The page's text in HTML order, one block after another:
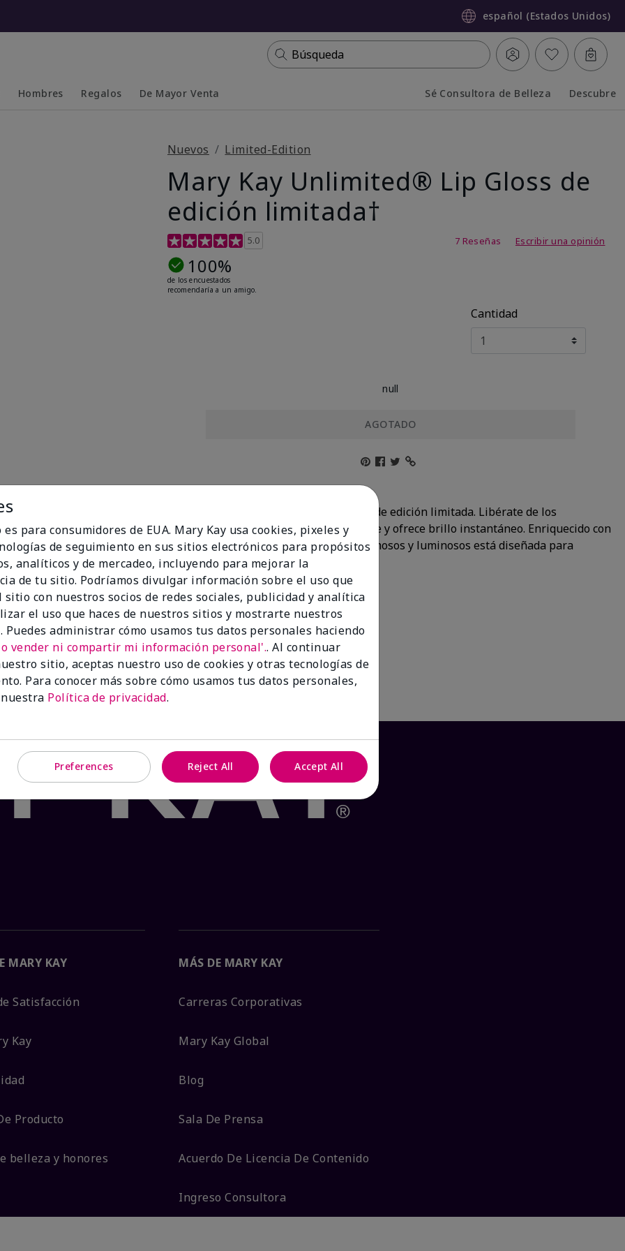
español (Estados Unidos)
Búsqueda
Hombres Regalos De Mayor Venta Sé Consultora de Belleza Descubre
Nuevos Limited-Edition
Mary Kay Unlimited® Lip Gloss de
edición limitada†
Calificación de clientes de 5 de 5
5.0 7 Reseñas Escribir una opinión
100%
de los encuestados
recomendaría a un amigo.
Cantidad
null
AGOTADO
con nuevos tonos! Lleva tu brillo al siguiente nivel con tres tonos de edición limitada. Libérate de los
con un brillo de última generación que se desliza suavemente y ofrece brillo instantáneo. Enriquecido con
E, esta fórmula humectante en tonos deslumbrantes con acabados cremosos y luminosos está diseñada para
tono de piel, estado de ánimo y ocasión.
con vitaminas C y E
cada tono de piel y ocasión
por dermatólogos
para irritación y alergias en la piel
agotar existencias.
al menudeo.
MARY KAY
Satisfacción
Kay
Producto
belleza y honores
MÁS DE MARY KAY
Carreras Corporativas
Mary Kay Global
Blog
Sala De Prensa
Acuerdo De Licencia De Contenido
Ingreso Consultora
es para consumidores de EUA. Mary Kay usa cookies, pixeles y
de seguimiento en sus sitios electrónicos para propósitos
analíticos y de mercadeo, incluyendo para mejorar la
de tu sitio. Podríamos divulgar información sobre el uso que
sitio con nuestros socios de redes sociales, publicidad y analítica
el uso que haces de nuestros sitios y mostrarte nuestros
Puedes administrar cómo usamos tus datos personales haciendo
vender ni compartir mi información personal'.. Al continuar
sitio, aceptas nuestro uso de cookies y otras tecnologías de
Para conocer más sobre cómo usamos tus datos personales,
Política de privacidad.
Preferences Reject All Accept All